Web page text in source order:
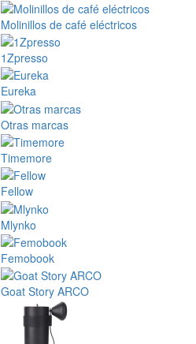
Molinillos de café eléctricos
1Zpresso
Eureka
Otras marcas
Timemore
Fellow
Mlynko
Femobook
Goat Story ARCO